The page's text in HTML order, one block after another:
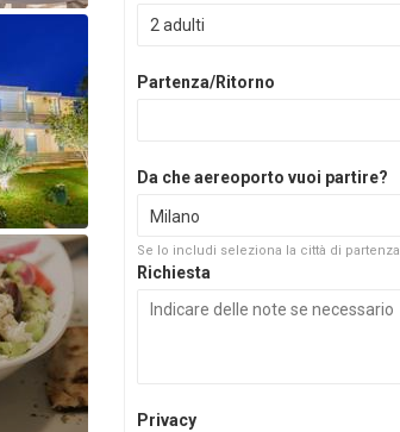
2 adulti
Partenza/Ritorno
Da che aereoporto vuoi partire?
Milano
Se lo includi seleziona la città di partenza
Richiesta
Privacy